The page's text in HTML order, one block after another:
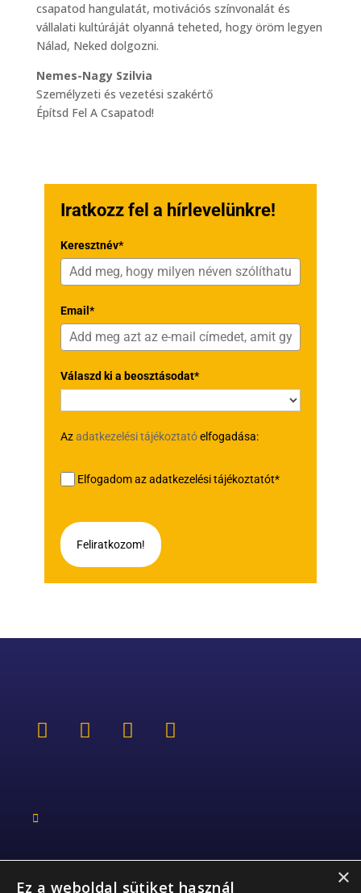
csapatod hangulatát, motivációs színvonalát és
vállalati kultúráját olyanná teheted, hogy öröm legyen
Nálad, Neked dolgozni.
Nemes-Nagy Szilvia
Személyzeti és vezetési szakértő
Építsd Fel A Csapatod!
Iratkozz fel a hírlevelünkre!
Keresztnév*
Email*
Válaszd ki a beosztásodat*
Azadatkezelési tájékoztatóelfogadása:
Elfogadom az adatkezelési tájékoztatót*
Feliratkozom!
×
Ez a weboldal sütiket használ